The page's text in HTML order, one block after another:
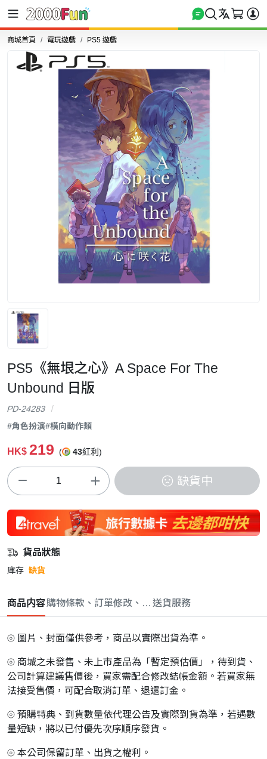
商城首頁 電玩遊戲 PS5 遊戲
PS5《無垠之心》A Space For The
Unbound 日版
PD-24283
#角色扮演#橫向動作類
HK$ 219 ( 43紅利)
缺貨中
貨品狀態
庫存 缺貨
商品内容購物條款、訂單修改、取消與退款政策
送貨服務
⦾ 圖片、封面僅供參考，商品以實際出貨為準。
⦾ 商城之未發售、未上市產品為「暫定預估價」，待到貨、
公司計算建議售價後，買家需配合修改結帳金額。若買家無
法接受售價，可配合取消訂單、退還訂金。
⦾ 預購特典、到貨數量依代理公告及實際到貨為準，若遇數
量短缺，將以已付優先次序順序發貨。
⦾ 本公司保留訂單、出貨之權利。